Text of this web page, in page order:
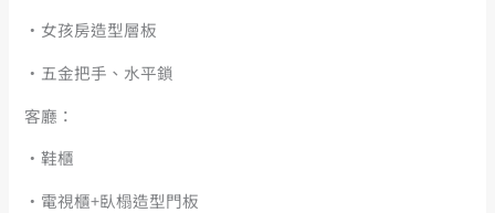
・女孩房造型層板
・五金把手、水平鎖
客廳：
・鞋櫃
・電視櫃+臥榻造型門板